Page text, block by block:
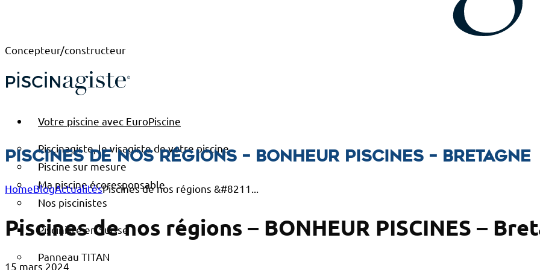
Concepteur/constructeur
Votre piscine avec EuroPiscine
Piscinagiste, le visagiste de votre piscine
Piscine sur mesure
Ma piscine écoresponsable
Nos piscinistes
Pisciniste en Suisse
Panneau TITAN
Piscines de nos régions – BONHEUR PISCINES – Bretagne
HomeBlogActualitésPiscines de nos régions &#8211...
Piscines de nos régions – BONHEUR PISCINES –
15 mars 2024